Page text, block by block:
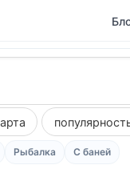
Рыбалка
С баней